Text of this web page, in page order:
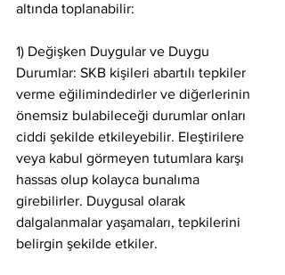
altında toplanabilir:
1) Değişken Duygular ve Duygu
Durumlar: SKB kişileri abartılı tepkiler
verme eğilimindedirler ve diğerlerinin
önemsiz bulabileceği durumlar onları
ciddi şekilde etkileyebilir. Eleştirilere
veya kabul görmeyen tutumlara karşı
hassas olup kolayca bunalıma
girebilirler. Duygusal olarak
dalgalanmalar yaşamaları, tepkilerini
belirgin şekilde etkiler.